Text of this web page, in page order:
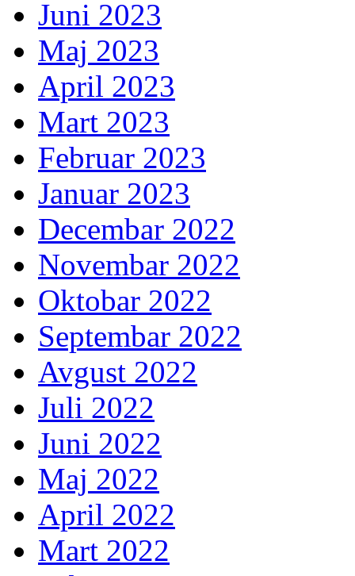
Juni 2023
Maj 2023
April 2023
Mart 2023
Februar 2023
Januar 2023
Decembar 2022
Novembar 2022
Oktobar 2022
Septembar 2022
Avgust 2022
Juli 2022
Juni 2022
Maj 2022
April 2022
Mart 2022